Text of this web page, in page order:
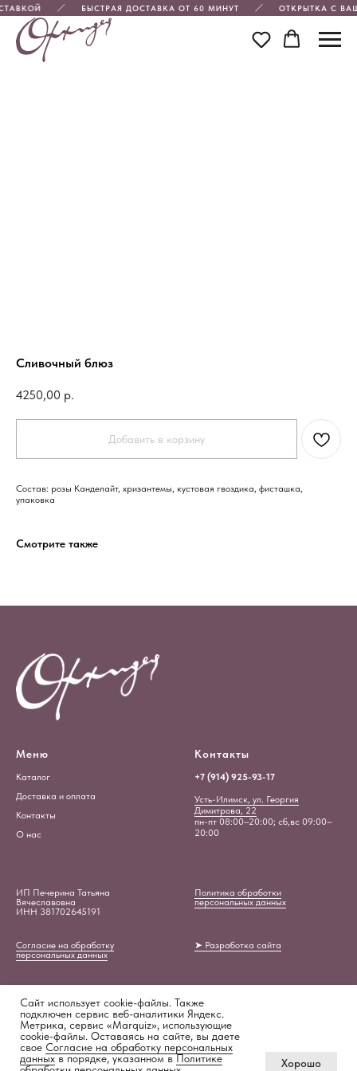
БЫСТРАЯ ДОСТАВКА ОТ 60 МИНУТ ОТКРЫТКА С
Сливочный блюз
4250,00 р.
Добавить в корзину
Состав: розы Канделайт, хризантемы, кустовая гвоздика, фисташка,
упаковка
Смотрите также
Сайт использует cookie-файлы. Также
подключен сервис веб-аналитики Яндекс.
Метрика, сервис «Marquiz», использующие
cookie-файлы. Оставаясь на сайте, вы даете
свое Согласие на обработку персональных
данныхв порядке, указанном вПолитике
Хорошо
Меню
Каталог
Доставка и оплата
Контакты
О нас
Контакты
+7 (914) 925-93-17
Усть-Илимск, ул. Георгия
Димитрова, 22
пн-пт 08:00–20:00; сб,вс 09:00–
20:00
ИП Печерина Татьяна
Вячеславовна
ИНН 381702645191
Политика обработки
персональных данных
Согласие на обработку
персональных данных
➤ Разработка сайта
Made on Tilda
ПРОЙТИ ТЕСТ